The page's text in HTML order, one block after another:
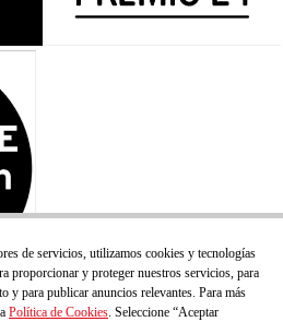
de servicios, utilizamos cookies y tecnologías
proporcionar y proteger nuestros servicios, para
y para publicar anuncios relevantes. Para más
Política de Cookies. Seleccione “Aceptar